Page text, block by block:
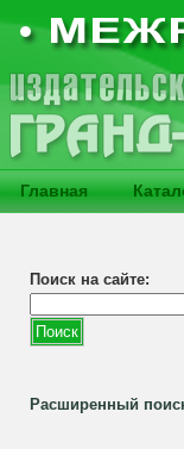
Главная
Поиск на сайте:
Расширенный